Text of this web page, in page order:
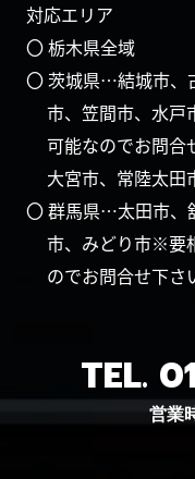
対応エリア
〇 栃木県全域
〇 茨城県…結城市、
市、笠間市、水
可能なのでお問合
大宮市、常陸太田
〇 群馬県…太田市、
市、みどり市※要
のでお問合せ下さ
TEL.
営業